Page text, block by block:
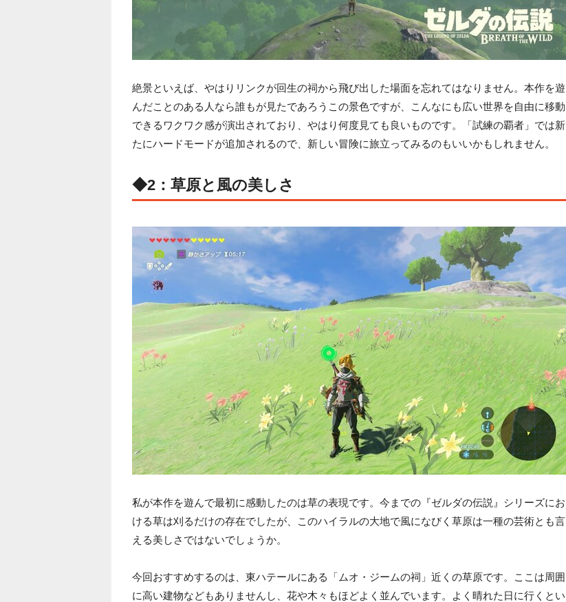
絶景といえば、やはりリンクが回生の祠から飛び出した場面を忘れてはなりません。本作を遊
んだことのある人なら誰もが見たであろうこの景色ですが、こんなにも広い世界を自由に移動
できるワクワク感が演出されており、やはり何度見ても良いものです。「試練の覇者」では新
たにハードモードが追加されるので、新しい冒険に旅立ってみるのもいいかもしれません。
◆2：草原と風の美しさ
私が本作を遊んで最初に感動したのは草の表現です。今までの『ゼルダの伝説』シリーズにお
ける草は刈るだけの存在でしたが、このハイラルの大地で風になびく草原は一種の芸術とも言
える美しさではないでしょうか。
今回おすすめするのは、東ハテールにある「ムオ・ジームの祠」近くの草原です。ここは周囲
に高い建物などもありませんし、花や木々もほどよく並んでいます。よく晴れた日に行くとい